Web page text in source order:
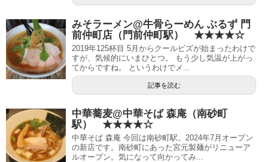
みそラーメン@牛骨らーめん ぶるず 門
前仲町店（門前仲町駅） ★★★★☆
2019年125杯目 5月からクールビズが始まったわけで
すが、気候的にいまひとつ。 もう少し気温が上がっ
てからですね。 というわけでメ...
記事を読む
中華蕎麦@中華そば 森庵（南砂町
駅） ★★★★☆
中華そば 森庵 今回は南砂町駅。2024年7月オープン
の新店です。南砂町にあった宮元製麺がリニューア
ルオープン。気になって向かってみ...